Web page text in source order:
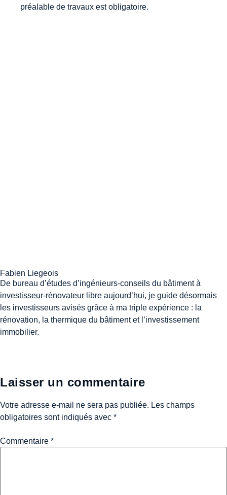
préalable de travaux est obligatoire.
Fabien Liegeois
De bureau d’études d’ingénieurs-conseils du bâtiment à
investisseur-rénovateur libre aujourd’hui, je guide désormais
les investisseurs avisés grâce à ma triple expérience : la
rénovation, la thermique du bâtiment et l’investissement
immobilier.
Laisser un commentaire
Votre adresse e-mail ne sera pas publiée. Les champs
obligatoires sont indiqués avec *
Commentaire *